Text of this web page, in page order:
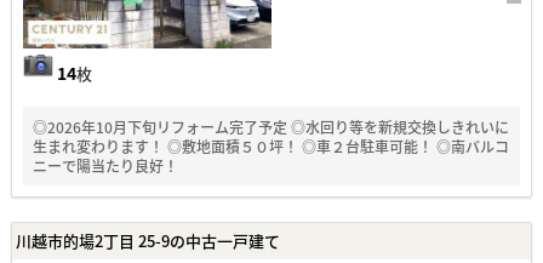
14枚
◎2026年10月下旬リフォーム完了予定 ◎水回り等を新規交換しきれいに
生まれ変わります！ ◎敷地面積５０坪！ ◎車２台駐車可能！ ◎南バルコ
ニーで陽当たり良好！
川越市的場2丁目 25-9の中古一戸建て